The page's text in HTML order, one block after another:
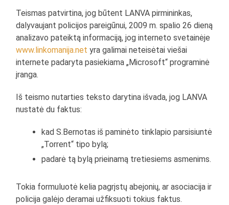
Teismas patvirtina, jog būtent LANVA pirmininkas,
dalyvaujant policijos pareigūnui, 2009 m. spalio 26 dieną
analizavo pateiktą informaciją, jog interneto svetainėje
www.linkomanija.net yra galimai neteisėtai viešai
internete padaryta pasiekiama „Microsoft“ programinė
įranga.
Iš teismo nutarties teksto darytina išvada, jog LANVA
nustatė du faktus:
kad S.Bernotas iš paminėto tinklapio parsisiuntė
„Torrent“ tipo bylą;
padarė tą bylą prieinamą tretiesiems asmenims.
Tokia formuluotė kelia pagrįstų abejonių, ar asociacija ir
policija galėjo deramai užfiksuoti tokius faktus.